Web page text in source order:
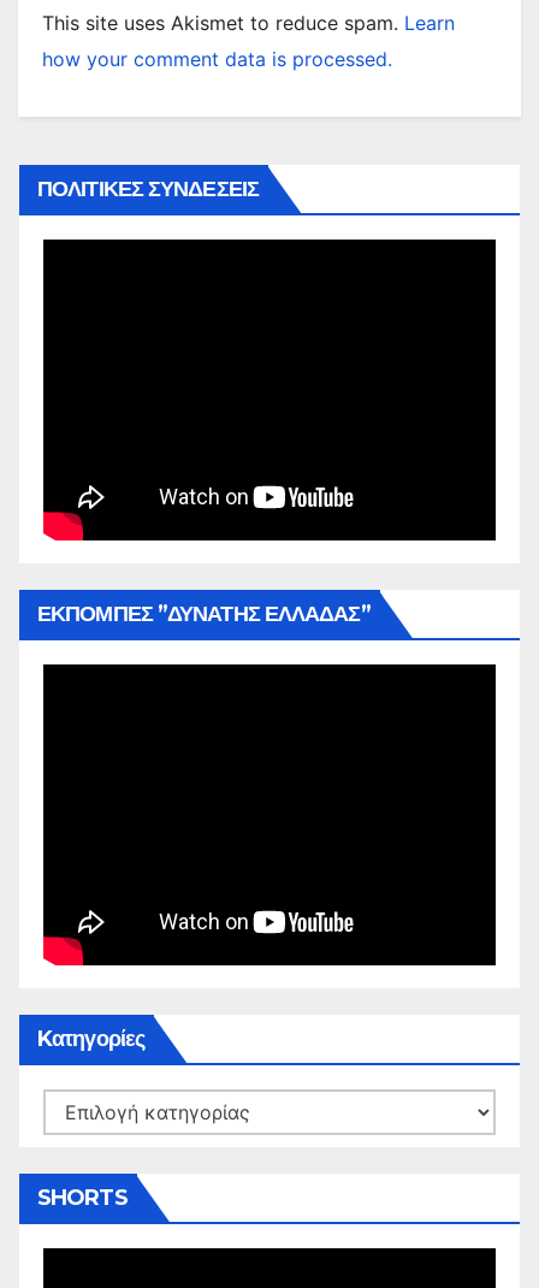
This site uses Akismet to reduce spam. Learn
how your comment data is processed.
ΠΟΛΙΤΙΚΕΣ ΣΥΝΔΕΣΕΙΣ
ΕΚΠΟΜΠΕΣ ”ΔΥΝΑΤΗΣ ΕΛΛΑΔΑΣ”
Kατηγορίες
Kατηγορίες
SHORTS